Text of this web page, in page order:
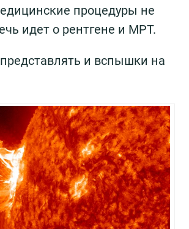
процедуры не
идет о рентгене и МРТ.
представлять и вспышки на